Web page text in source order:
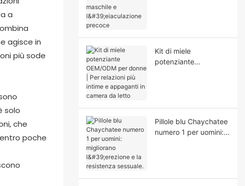
a
agisce in
più sode
solo
che
poche
Kit di miele
potenziante
Pillole blu Chaychatee
numero 1 per uomini: